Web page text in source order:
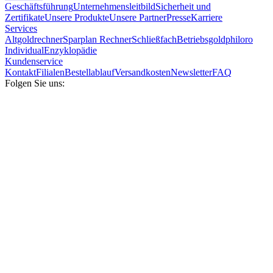
GeschäftsführungUnternehmensleitbildSicherheit und
ZertifikateUnsere ProdukteUnsere PartnerPresseKarriere
Services
AltgoldrechnerSparplan RechnerSchließfachBetriebsgoldphiloro
IndividualEnzyklopädie
Kundenservice
KontaktFilialenBestellablaufVersandkostenNewsletterFAQ
Folgen Sie uns: